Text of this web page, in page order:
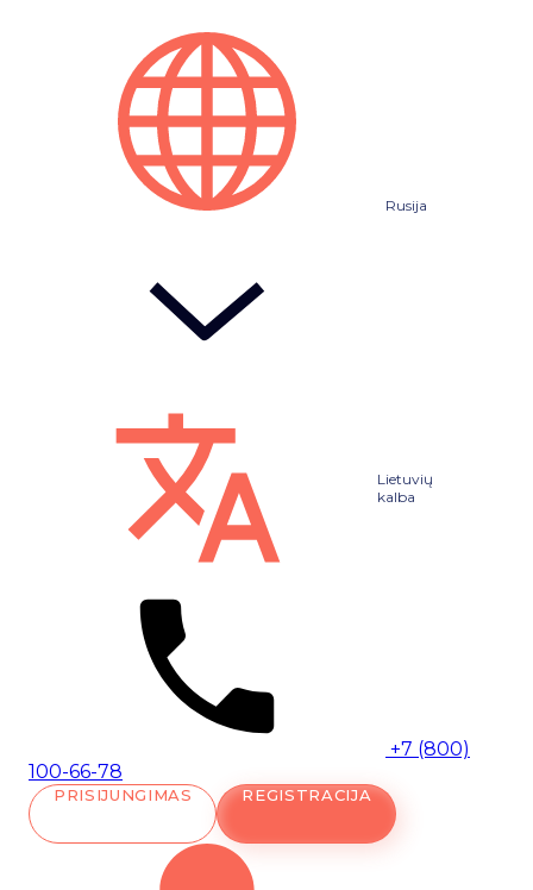
Rusija
Lietuvių
kalba
+7 (800)
100-66-78
PRISIJUNGIMAS REGISTRACIJA